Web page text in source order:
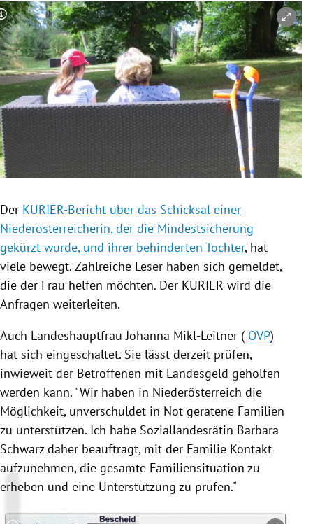
Untermenü
Untermenü
Untermenü
Untermenü
Untermenü
Untermenü
Copyright-Hinweis öffnen/schließen
Der KURIER-Bericht über das Schicksal einer
Niederösterreicherin, der die Mindestsicherung
gekürzt wurde, und ihrer behinderten Tochter, hat
viele bewegt. Zahlreiche Leser haben sich gemeldet,
die der Frau helfen möchten. Der KURIER wird die
Anfragen weiterleiten.
Auch LandeshauptfrauJohanna Mikl-Leitner ( ÖVP)
hat sich eingeschaltet. Sie lässt derzeit prüfen,
inwieweit der Betroffenen mit Landesgeld geholfen
werden kann. "Wir haben in Niederösterreich die
Möglichkeit, unverschuldet in Not geratene Familien
zu unterstützen. Ich habe Soziallandesrätin Barbara
Schwarzdaher beauftragt, mit der Familie Kontakt
aufzunehmen, die gesamte Familiensituation zu
erheben und eine Unterstützung zu prüfen."